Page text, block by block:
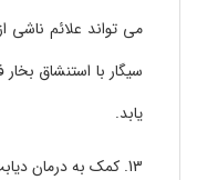
می تواند علائم
سیگار با استنشاق
یابد.
13. کمک به درمان دیابت با فلفل سیاه: